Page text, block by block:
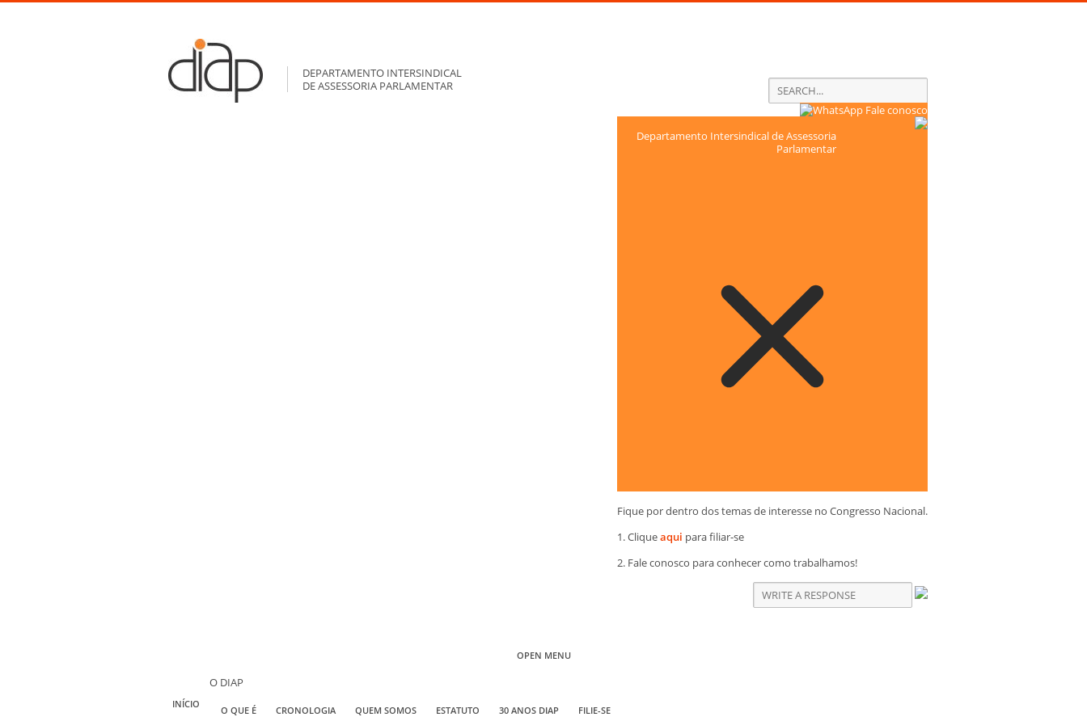
DEPARTAMENTO INTERSINDICAL
DE ASSESSORIA PARLAMENTAR
Fale conosco
Departamento Intersindical de Assessoria
Parlamentar
Fique por dentro dos temas de interesse no Congresso Nacional.
1. Cliqueaqui para filiar-se
2. Fale conosco para conhecer como trabalhamos!
OPEN MENU
INÍCIO
O DIAP
O QUE É CRONOLOGIA QUEM SOMOS ESTATUTO 30 ANOS DIAP FILIE-SE